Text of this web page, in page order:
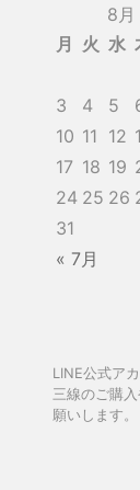
8
月
火 水
3
4 5
10 11 12
17 18 19
24 25 26
31
« 7月
LINE公式ア
三線のご購
願いします。